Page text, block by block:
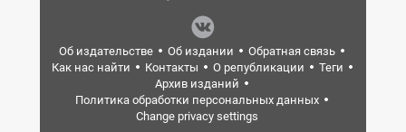
Об издательстве Об издании
Обратная связь
Как нас найти
Контакты О републикации
Теги
Архив изданий
Политика обработки персональных данных
Change privacy settings